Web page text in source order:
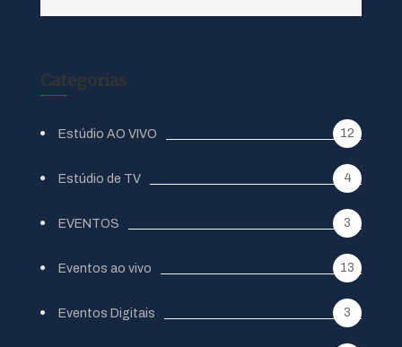
Categorias
Estúdio AO VIVO 12
Estúdio de TV 4
EVENTOS 3
Eventos ao vivo 13
Eventos Digitais 3